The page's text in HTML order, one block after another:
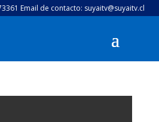
Email de contacto: suyaitv@suyaitv.cl